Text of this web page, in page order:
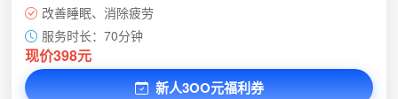
改善睡眠、消除疲劳
服务时长：70分钟
现价398元
新人3OO元福利券